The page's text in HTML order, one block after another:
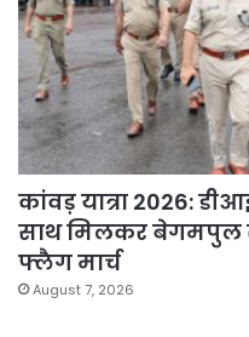
कांवड़ यात्रा 2026:
साथ मिलकर बेगमपुल
फ्लैग मार्च
August 7, 2026